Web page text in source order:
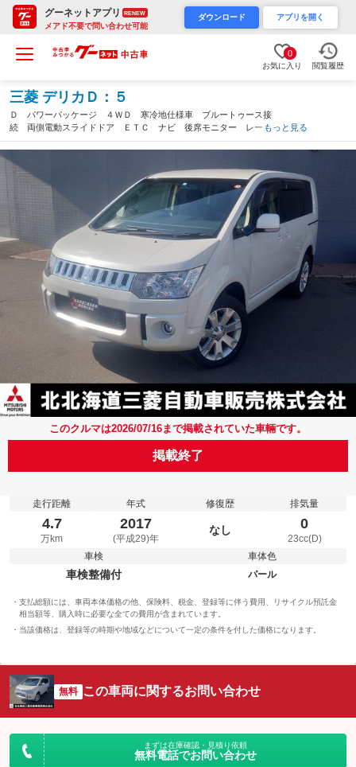
グーネットアプリ RENEW
メアド不要で問い合わせ可能
ダウンロード アプリを開く
0
お気に入り 閲覧履歴
三菱 デリカＤ：５
Ｄ パワーパッケージ ４ＷＤ 寒冷地仕様車 ブルートゥース接
続 両側電動スライドドア ＥＴＣ ナビ 後席モニター レーダ
ー探知機 シートヒーター 認定中古車保障付き（北海道）
もっと見る
このクルマは2026/07/16まで掲載されていた車輛です。
掲載終了
走行距離
4.7
万km
年式
2017
(平成29)年
修復歴
なし
排気量
0
23cc(D)
車検
車検整備付
車体色
パール
支払総額には、車両本体価格の他、保険料、税金、登録等に伴う費用、リサイクル預託金
相当額等、購入時に必要な全ての費用が含まれています。
当該価格は、登録等の時期や地域などについて一定の条件を付した価格になります。
無料 この車両に関するお問い合わせ
まずは在庫確認・見積り依頼
無料電話でお問い合わせ